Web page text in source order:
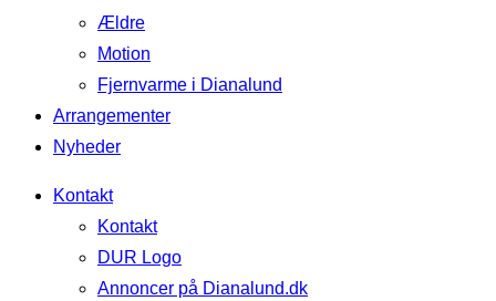
Ældre
Motion
Fjernvarme i Dianalund
Arrangementer
Nyheder
Kontakt
Kontakt
DUR Logo
Annoncer på Dianalund.dk